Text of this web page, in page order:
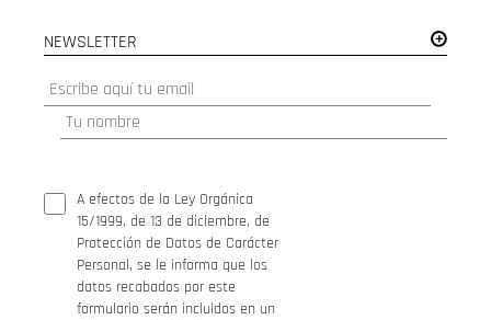
NEWSLETTER
A efectos de la Ley Orgánica
15/1999, de 13 de diciembre, de
Protección de Datos de Carácter
Personal, se le informa que los
datos recabados por este
formulario serán incluidos en un